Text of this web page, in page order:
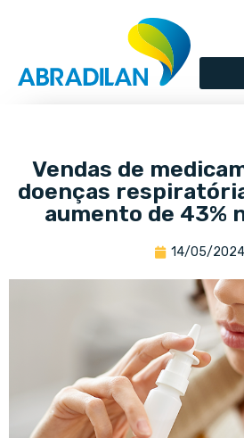
Vendas de
doenças
aumento de 43%
14/05/2024